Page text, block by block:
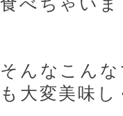
食べちゃい
そんなこん
も大変美味し